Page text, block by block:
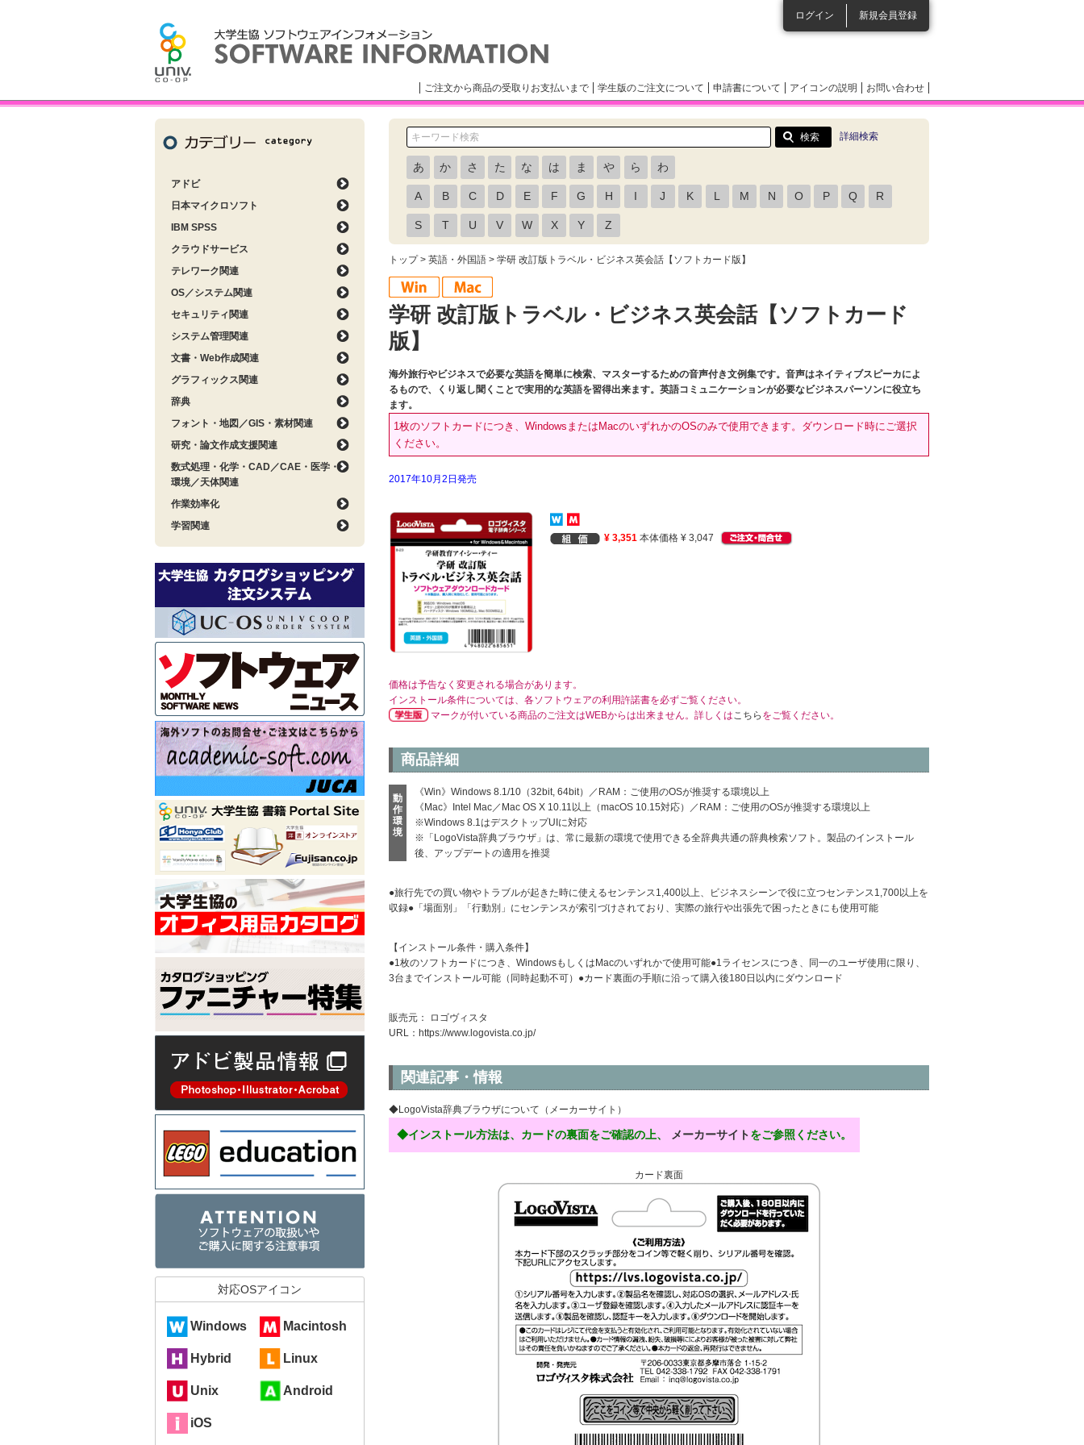
ログイン 新規会員登録
ご注文から商品の受取りお支払いまで 学生版のご注文について 申請書について アイコンの説明 お問い合わせ
詳細検索
あ か さ た な は ま や ら わ
A B C D E F G H I J K L M N O P Q R
S T U V W X Y Z
トップ> 英語・外国語 > 学研 改訂版トラベル・ビジネス英会話【ソフトカード版】
学研 改訂版トラベル・ビジネス英会話【ソフトカード
版】
海外旅行やビジネスで必要な英語を簡単に検索、マスターするための音声付き文例集です。音声はネイティブスピーカによ
るもので、くり返し聞くことで実用的な英語を習得出来ます。英語コミュニケーションが必要なビジネスパーソンに役立ち
ます。
1枚のソフトカードにつき、WindowsまたはMacのいずれかのOSのみで使用できます。ダウンロード時にご選択
ください。
2017年10月2日発売
¥ 3,351 本体価格 ¥ 3,047
価格は予告なく変更される場合があります。
インストール条件については、各ソフトウェアの利用許諾書を必ずご覧ください。
マークが付いている商品のご注文はWEBからは出来ません。詳しくはこちら をご覧ください。
商品詳細
動
作
環
境
《Win》Windows 8.1/10（32bit, 64bit）／RAM：ご使用のOSが推奨する環境以上
《Mac》Intel Mac／Mac OS X 10.11以上（macOS 10.15対応）／RAM：ご使用のOSが推奨する環境以上
※Windows 8.1はデスクトップUIに対応
※「LogoVista辞典ブラウザ」は、常に最新の環境で使用できる全辞典共通の辞典検索ソフト。製品のインストール
後、アップデートの適用を推奨
●旅行先での買い物やトラブルが起きた時に使えるセンテンス1,400以上、ビジネスシーンで役に立つセンテンス1,700以上を
収録●「場面別」「行動別」にセンテンスが索引づけされており、実際の旅行や出張先で困ったときにも使用可能
【インストール条件・購入条件】
●1枚のソフトカードにつき、WindowsもしくはMacのいずれかで使用可能●1ライセンスにつき、同一のユーザ使用に限り、
3台までインストール可能（同時起動不可）●カード裏面の手順に沿って購入後180日以内にダウンロード
販売元： ロゴヴィスタ
URL： https://www.logovista.co.jp/
関連記事・情報
◆LogoVista辞典ブラウザについて（メーカーサイト）
◆インストール方法は、カードの裏面をご確認の上、 メーカーサイトをご参照ください。
カード裏面
アドビ
日本マイクロソフト
IBM SPSS
クラウドサービス
テレワーク関連
OS／システム関連
セキュリティ関連
システム管理関連
文書・Web作成関連
グラフィックス関連
辞典
フォント・地図／GIS・素材関連
研究・論文作成支援関連
数式処理・化学・CAD／CAE・医学・
環境／天体関連
作業効率化
学習関連
対応OSアイコン
Windows Macintosh
Hybrid Linux
Unix Android
iOS